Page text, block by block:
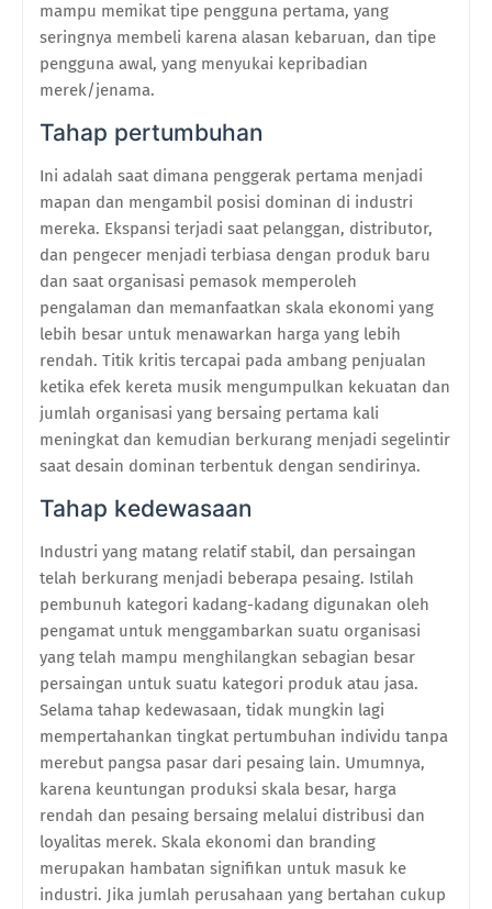
mampu memikat tipe pengguna pertama, yang
seringnya membeli karena alasan kebaruan, dan tipe
pengguna awal, yang menyukai kepribadian
merek/jenama.
Tahap pertumbuhan
Ini adalah saat dimana penggerak pertama menjadi
mapan dan mengambil posisi dominan di industri
mereka. Ekspansi terjadi saat pelanggan, distributor,
dan pengecer menjadi terbiasa dengan produk baru
dan saat organisasi pemasok memperoleh
pengalaman dan memanfaatkan skala ekonomi yang
lebih besar untuk menawarkan harga yang lebih
rendah. Titik kritis tercapai pada ambang penjualan
ketika efek kereta musik mengumpulkan kekuatan dan
jumlah organisasi yang bersaing pertama kali
meningkat dan kemudian berkurang menjadi segelintir
saat desain dominan terbentuk dengan sendirinya.
Tahap kedewasaan
Industri yang matang relatif stabil, dan persaingan
telah berkurang menjadi beberapa pesaing. Istilah
pembunuh kategori kadang-kadang digunakan oleh
pengamat untuk menggambarkan suatu organisasi
yang telah mampu menghilangkan sebagian besar
persaingan untuk suatu kategori produk atau jasa.
Selama tahap kedewasaan, tidak mungkin lagi
mempertahankan tingkat pertumbuhan individu tanpa
merebut pangsa pasar dari pesaing lain. Umumnya,
karena keuntungan produksi skala besar, harga
rendah dan pesaing bersaing melalui distribusi dan
loyalitas merek. Skala ekonomi dan branding
merupakan hambatan signifikan untuk masuk ke
industri. Jika jumlah perusahaan yang bertahan cukup